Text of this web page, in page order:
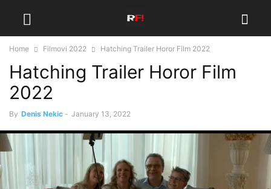
Home Filmovi 2022 Hatching Trailer Horor Film 2022
Hatching Trailer Horor Film
2022
By Denis Nekic - January 13, 2022